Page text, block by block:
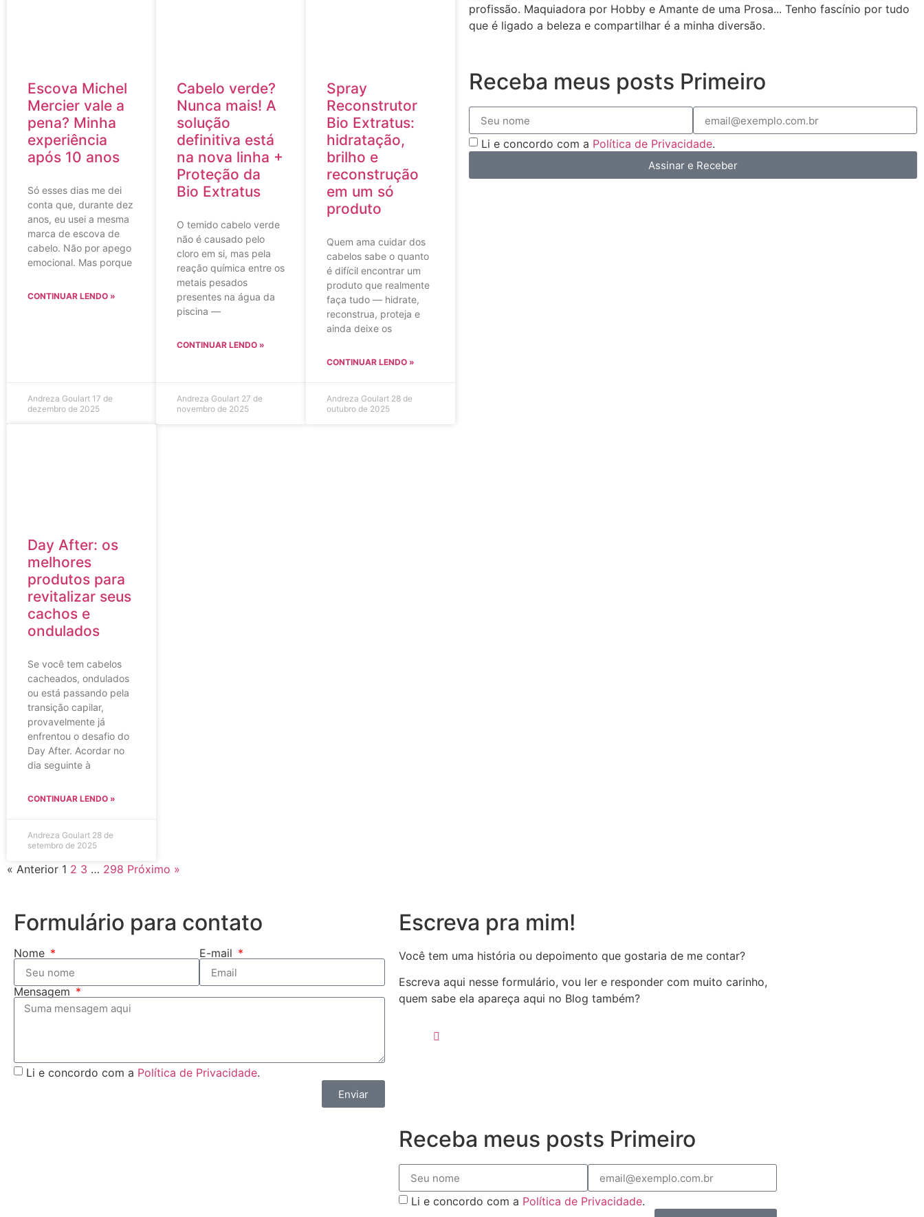
Escova Michel
Mercier vale a
pena? Minha
experiência
após 10 anos
Só esses dias me dei
conta que, durante dez
anos, eu usei a mesma
marca de escova de
cabelo. Não por apego
emocional. Mas porque
CONTINUAR LENDO »
Andreza Goulart 17 de
dezembro de 2025
Cabelo verde?
Nunca mais! A
solução
definitiva está
na nova linha +
Proteção da
Bio Extratus
O temido cabelo verde
não é causado pelo
cloro em si, mas pela
reação química entre os
metais pesados
presentes na água da
piscina —
CONTINUAR LENDO »
Andreza Goulart 27 de
novembro de 2025
Spray
Reconstrutor
Bio Extratus:
hidratação,
brilho e
reconstrução
em um só
produto
Quem ama cuidar dos
cabelos sabe o quanto
é difícil encontrar um
produto que realmente
faça tudo — hidrate,
reconstrua, proteja e
ainda deixe os
CONTINUAR LENDO »
Andreza Goulart 28 de
outubro de 2025
Day After: os
melhores
produtos para
revitalizar seus
cachos e
ondulados
Se você tem cabelos
cacheados, ondulados
ou está passando pela
transição capilar,
provavelmente já
enfrentou o desafio do
Day After. Acordar no
dia seguinte à
CONTINUAR LENDO »
Andreza Goulart 28 de
setembro de 2025
« Anterior 1 2 3 … 298 Próximo »
profissão. Maquiadora por Hobby e Amante de uma Prosa... Tenho fascínio por tudo
que é ligado a beleza e compartilhar é a minha diversão.
Receba meus posts Primeiro
Li e concordo com a Política de Privacidade.
Assinar e Receber
Formulário para contato
Nome E-mail
Mensagem
Li e concordo com a Política de Privacidade.
Enviar
Escreva pra mim!
Você tem uma história ou depoimento que gostaria de me contar?
Escreva aqui nesse formulário, vou ler e responder com muito carinho,
quem sabe ela apareça aqui no Blog também?
Receba meus posts Primeiro
Li e concordo com a Política de Privacidade.